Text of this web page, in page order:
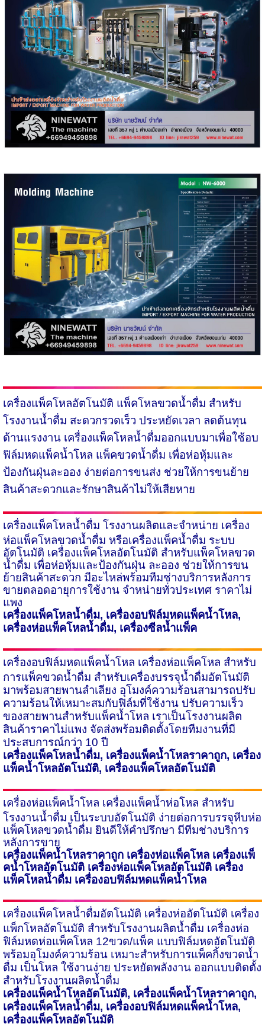
เครื่องแพ็คโหลอัตโนมัติ แพ็คโหลขวดน้ำดื่ม สำหรับ
โรงงานน้ำดื่ม สะดวกรวดเร็ว ประหยัดเวลา ลดต้นทุน
ด้านแรงงาน เครื่องแพ็คโหลน้ำดื่มออกแบบมาเพื่อใช้อบ
ฟิล์มหดแพ็คน้ำโหล แพ็คขวดน้ำดื่ม เพื่อห่อหุ้มและ
ป้องกันฝุ่นละออง ง่ายต่อการขนส่ง ช่วยให้การขนย้าย
สินค้าสะดวกและรักษาสินค้าไม่ให้เสียหาย
เครื่องแพ็คโหลน้ำดื่ม โรงงานผลิตและจำหน่าย เครื่อง
ห่อแพ็คโหลขวดน้ำดื่ม หรือเครื่องแพ็คน้ำดื่ม ระบบ
อัตโนมัติ เครื่องแพ็คโหลอัตโนมัติ สำหรับแพ็คโหลขวด
น้ำดื่ม เพื่อห่อหุ้มและป้องกันฝุ่น ละออง ช่วยให้การขน
ย้ายสินค้าสะดวก มีอะไหล่พร้อมทีมช่างบริการหลังการ
ขายตลอดอายุการใช้งาน จำหน่ายทั่วประเทศ ราคาไม่
แพง
เครื่องแพ็คโหลน้ำดื่ม, เครื่องอบฟิล์มหดแพ็คน้ำโหล,
เครื่องห่อแพ็คโหลน้ำดื่ม, เครื่องซีลน้ำแพ็ค
เครื่องอบฟิล์มหดแพ็คน้ำโหล เครื่องห่อแพ็คโหล สำหรับ
การแพ็คขวดน้ำดื่ม สำหรับเครื่องบรรจุน้ำดื่มอัตโนมัติ
มาพร้อมสายพานลำเลียง อุโมงค์ความร้อนสามารถปรับ
ความร้อนให้เหมาะสมกับฟิล์มที่ใช้งาน ปรับความเร็ว
ของสายพานสำหรับแพ็คน้ำโหล เราเป็นโรงงานผลิต
สินค้าราคาไม่แพง จัดส่งพร้อมติดตั้งโดยทีมงานที่มี
ประสบการณ์กว่า 10 ปี
เครื่องแพ็คโหลน้ำดื่ม, เครื่องแพ็คน้ำโหลราคาถูก, เครื่อง
แพ็คน้ำโหลอัตโนมัติ, เครื่องแพ็คโหลอัตโนมัติ
เครื่องห่อแพ็คน้ำโหล เครื่องแพ็คน้ำห่อโหล สำหรับ
โรงงานน้ำดื่ม เป็นระบบอัตโนมัติ ง่ายต่อการบรรจุหีบห่อ
แพ็คโหลขวดน้ำดื่ม ยินดีให้คำปรึกษา มีทีมช่างบริการ
หลังการขาย
เครื่องแพ็คน้ำโหลราคาถูก เครื่องห่อแพ็คโหล เครื่องแพ็
คน้ำโหลอัตโนมัติ เครื่องห่อแพ็คโหลอัตโนมัติ เครื่อง
แพ็คโหลน้ำดื่ม เครื่องอบฟิล์มหดแพ็คน้ำโหล
เครื่องแพ็คโหลน้ำดื่มอัตโนมัติ เครื่องห่ออัตโนมัติ เครื่อง
แพ็กโหลอัตโนมัติ สำหรับโรงงานผลิตน้ำดื่ม เครื่องห่อ
ฟิล์มหดห่อแพ็คโหล 12ขวด/แพ็ค แบบฟิล์มหดอัตโนมัติ
พร้อมอุโมงค์ความร้อน เหมาะสำหรับการแพ็คกิ้งขวดน้ำ
ดื่ม เป็นโหล ใช้งานง่าย ประหยัดพลังงาน ออกแบบติดตั้ง
สำหรับโรงงานผลิตน้ำดื่ม
เครื่องแพ็คน้ำโหลอัตโนมัติ, เครื่องแพ็คน้ำโหลราคาถูก,
เครื่องแพ็คโหลน้ำดื่ม, เครื่องอบฟิล์มหดแพ็คน้ำโหล,
เครื่องแพ็คโหลอัตโนมัติ